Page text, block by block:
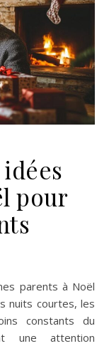
pour
nuits courtes, les
constants du
une attention